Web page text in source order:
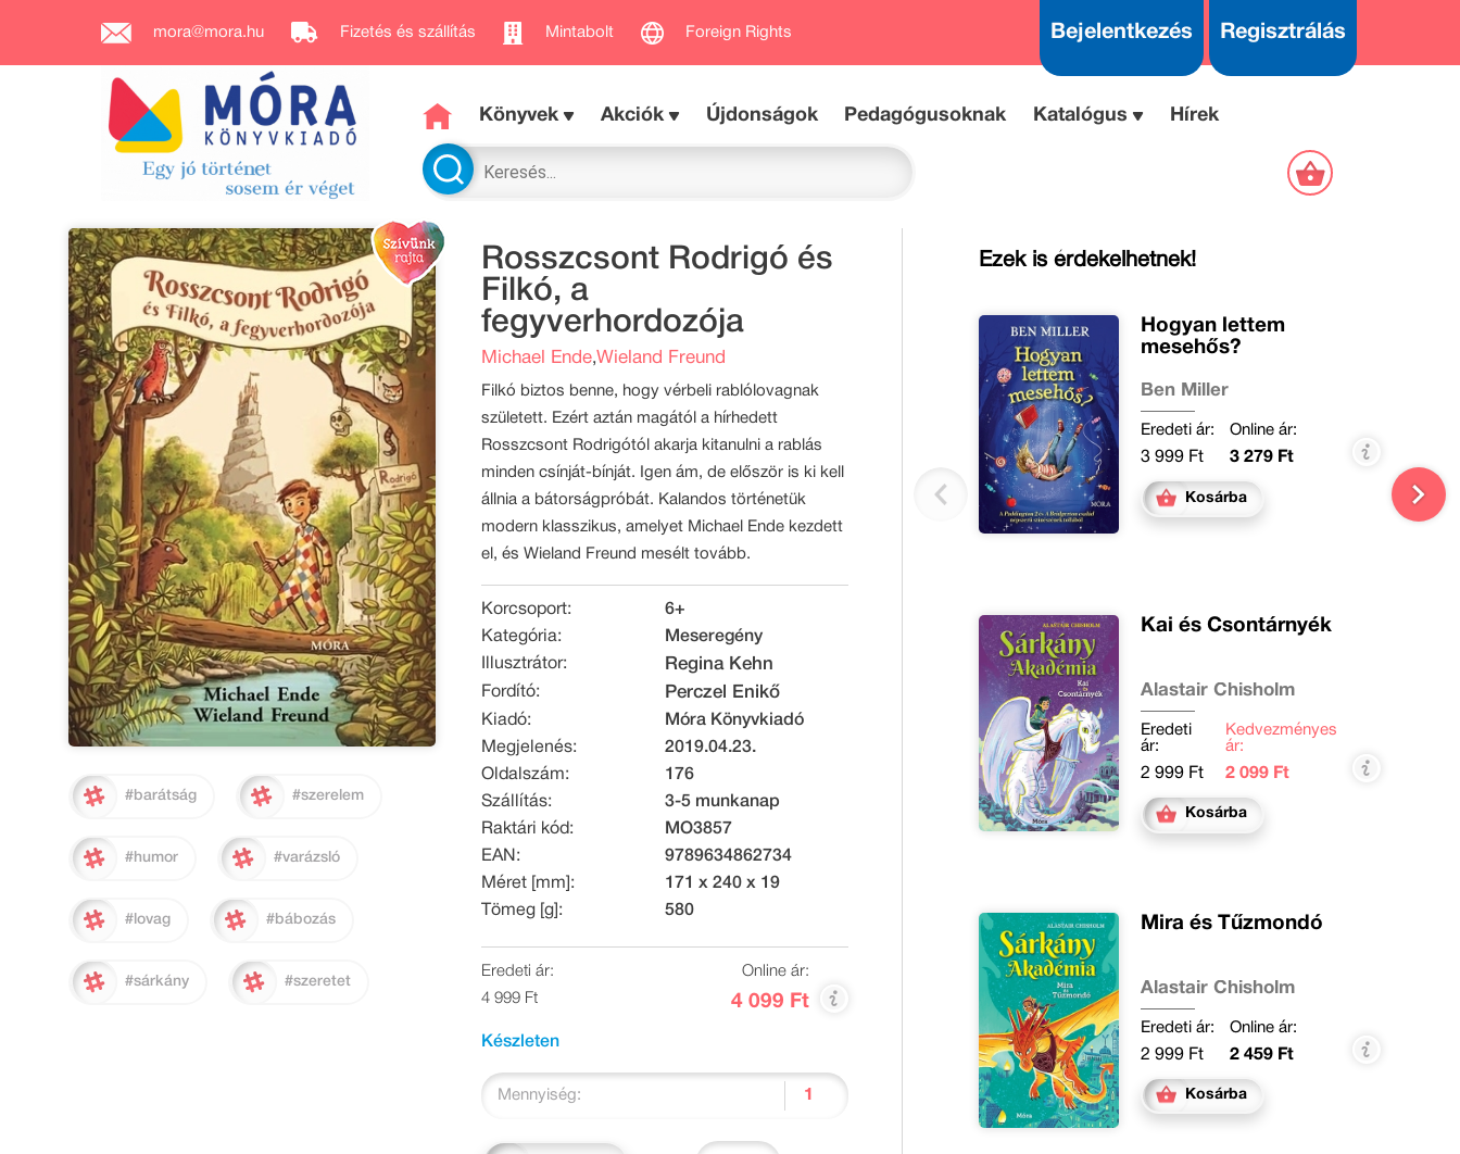
mora@mora.hu Fizetés és szállítás Mintabolt Foreign Rights Bejelentkezés Regisztrálás
Könyvek Akciók Újdonságok Pedagógusoknak Katalógus Hírek
#barátság #szerelem
#humor #varázsló
#lovag #bábozás
#sárkány #szeretet
Rosszcsont Rodrigó és
Filkó, a
fegyverhordozója
Michael Ende,Wieland Freund
Filkó biztos benne, hogy vérbeli rablólovagnak
született. Ezért aztán magától a hírhedett
Rosszcsont Rodrigótól akarja kitanulni a rablás
minden csínját-bínját. Igen ám, de először is ki kell
állnia a bátorságpróbát. Kalandos történetük
modern klasszikus, amelyet Michael Ende kezdett
el, és Wieland Freund mesélt tovább.
Korcsoport:
6+
Kategória:
Meseregény
Illusztrátor:
Regina Kehn
Fordító: Perczel Enikő
Kiadó:
Móra Könyvkiadó
Megjelenés:
2019.04.23.
Oldalszám:
176
Szállítás:
3-5 munkanap
Raktári kód:
MO3857
EAN:
9789634862734
Méret [mm]:
171 x 240 x 19
Tömeg [g]:
580
Eredeti ár:
4 999 Ft
Online ár:
4 099 Ft
Készleten
Mennyiség:
Ezek is érdekelhetnek!
Hogyan lettem
mesehős?
Ben Miller
Eredeti ár:
3 999 Ft
Online ár:
3 279 Ft
Kosárba
Kai és Csontárnyék
Alastair Chisholm
Eredeti
ár:
2 999 Ft
Kedvezményes
ár:
2 099 Ft
Kosárba
Mira és Tűzmondó
Alastair Chisholm
Eredeti ár:
2 999 Ft
Online ár:
2 459 Ft
Kosárba